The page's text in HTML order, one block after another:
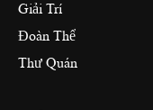
Giải Trí
Đoàn Thể
Thư Quán